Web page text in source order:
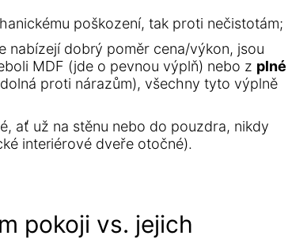
poškození, tak proti nečistotám;
nabízejí dobrý poměr cena/výkon, jsou
MDF (jde o pevnou výplň) nebo z plné
proti nárazům), všechny tyto výplně
ať už na stěnu nebo do pouzdra, nikdy
interiérové dveře otočné).
pokoji vs. jejich